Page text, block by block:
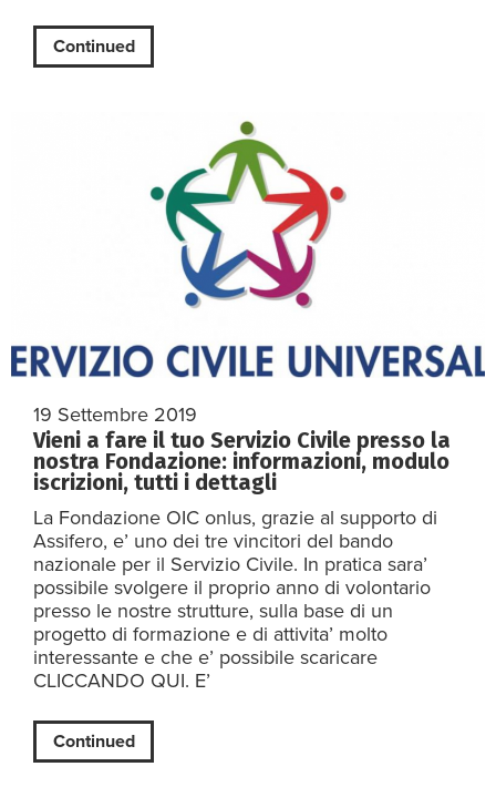
Continued
19 Settembre 2019
Vieni a fare il tuo Servizio Civile presso la
nostra Fondazione: informazioni, modulo
iscrizioni, tutti i dettagli
La Fondazione OIC onlus, grazie al supporto di
Assifero, e’ uno dei tre vincitori del bando
nazionale per il Servizio Civile. In pratica sara’
possibile svolgere il proprio anno di volontario
presso le nostre strutture, sulla base di un
progetto di formazione e di attivita’ molto
interessante e che e’ possibile scaricare
CLICCANDO QUI. E’
Continued